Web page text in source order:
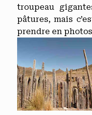
troupeau
pâtures, mais
prendre en